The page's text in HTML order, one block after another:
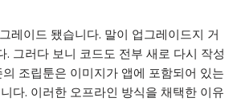
레이드 됐습니다. 말이 업그레이드지 거
. 그러다 보니 코드도 전부 새로 다시 작성
조립툰은 이미지가 앱에 포함되어 있는
다. 이러한 오프라인 방식을 채택한 이유